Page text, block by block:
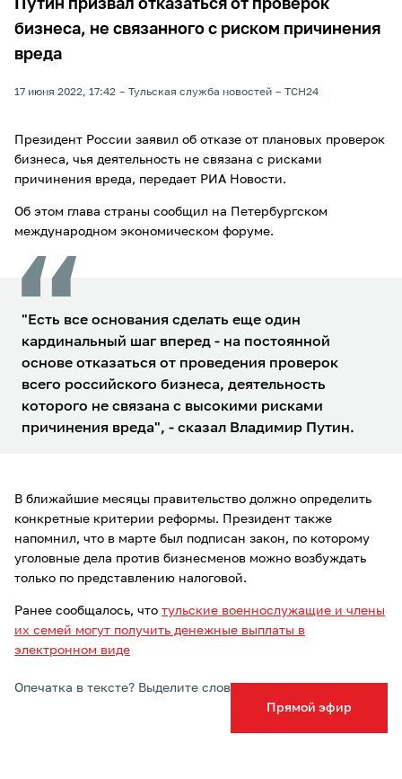
Прямой эфир
Путин призвал отказаться от проверок
бизнеса, не связанного с риском причинения
вреда
17 июня 2022, 17:42 Тульская служба новостей ТСН24
Президент России заявил об отказе от плановых проверок
бизнеса, чья деятельность не связана с рисками
причинения вреда, передает РИА Новости.
Об этом глава страны сообщил на Петербургском
международном экономическом форуме.
"Есть все основания сделать еще один
кардинальный шаг вперед - на постоянной
основе отказаться от проведения проверок
всего российского бизнеса, деятельность
которого не связана с высокими рисками
причинения вреда", - сказал Владимир Путин.
В ближайшие месяцы правительство должно определить
конкретные критерии реформы. Президент также
напомнил, что в марте был подписан закон, по которому
уголовные дела против бизнесменов можно возбуждать
только по представлению налоговой.
Ранее сообщалось, что тульские военнослужащие и члены
их семей могут получить денежные выплаты в
электронном виде
Опечатка в тексте? Выделите слово и нажмите Ctrl+Enter